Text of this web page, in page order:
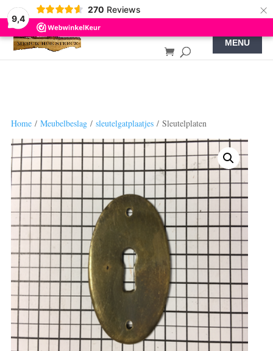
9,4
270 Reviews ×
Home/ Meubelbeslag/ sleutelgatplaatjes/ Sleutelplaten